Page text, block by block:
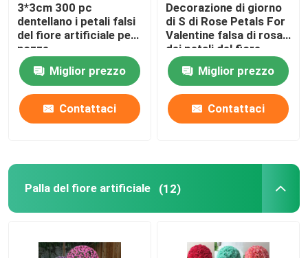
3*3cm 300 pc
dentellano i petali falsi
del fiore artificiale per
nozze
Miglior prezzo
Contattaci
Decorazione di giorno
di S di Rose Petals For
Valentine falsa di rosa
dei petali del fiore
artificiale dell'OEM '
Miglior prezzo
Contattaci
Palla del fiore artificiale (12)